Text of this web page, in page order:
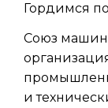
Гордимся
Союз
и